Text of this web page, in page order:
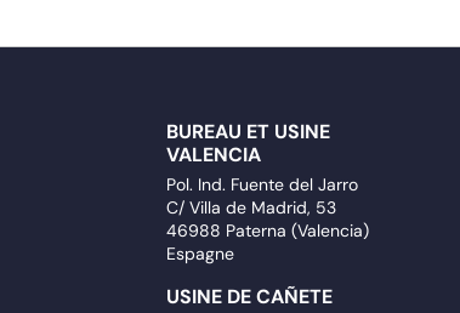
BUREAU ET USINE
VALENCIA
Pol. Ind. Fuente del Jarro
C/ Villa de Madrid, 53
46988 Paterna (Valencia)
Espagne
USINE DE CAÑETE